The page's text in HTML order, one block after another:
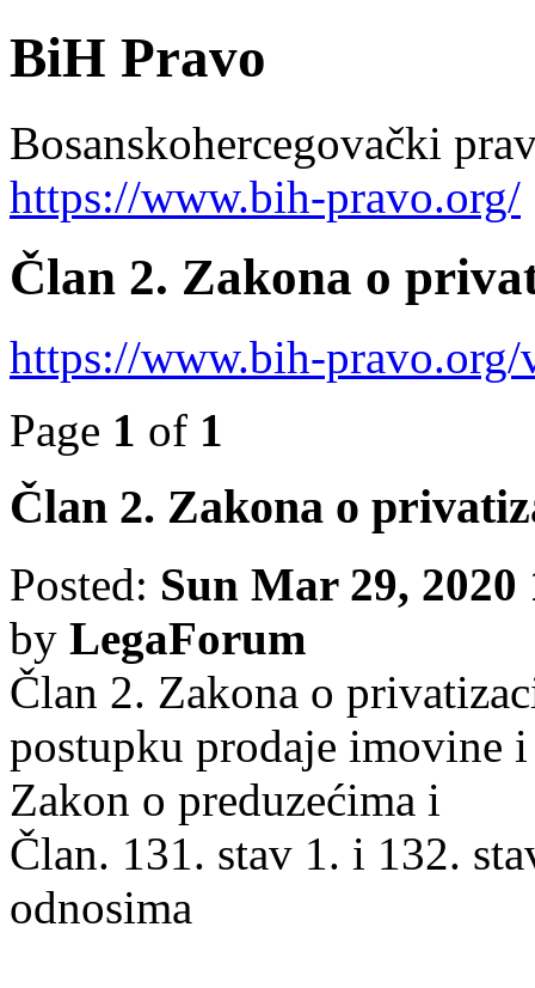
BiH Pravo
Bosanskohercegovački
https://www.bih-pravo.org/
Član 2. Zakona o
https://www.bih-
Page 1 of 1
Član 2. Zakona o
Posted: Sun Mar 29, 2020
by LegaForum
Član 2. Zakona o
postupku prodaje imovine
Zakon o preduzećima i
Član. 131. stav 1. i 132.
odnosima